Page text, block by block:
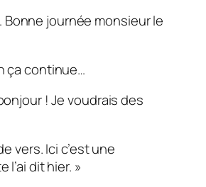
Bonne journée monsieur le
ça continue…
! Je voudrais des
vers. Ici c’est une
l’ai dit hier. »